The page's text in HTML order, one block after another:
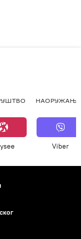
НАОРУЖАЊЕ
Viber